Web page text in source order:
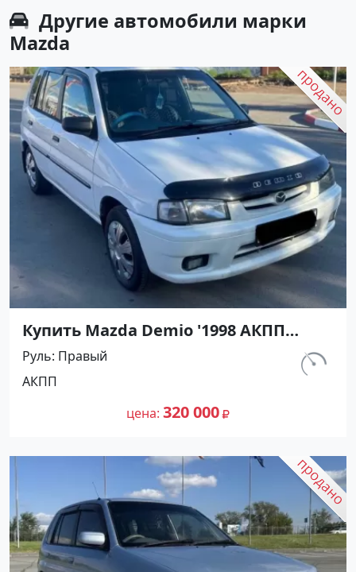
Другие автомобили марки
Mazda
Купить Mazda Demio '1998 АКПП
(1300/83 л.с.) Бензин инжектор
Абинск цвет Белый Хетчбэк по цене
320000 рублей, объявление №27440
на сайте Авторынок23
км.
Руль Правый
АКПП
цена 320 000